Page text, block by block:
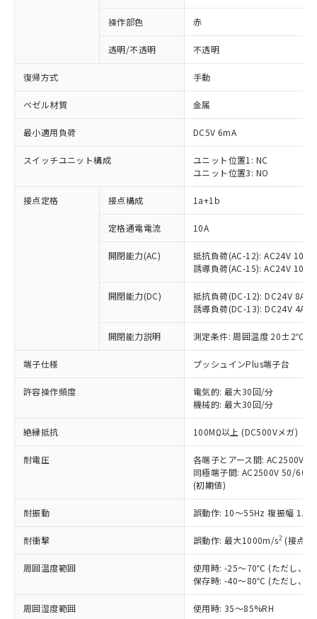
操作部色 赤
透明/不透明 不透明
復帰方式 手動
ベゼル材質 金属
最小適用負荷 DC5V 6mA
スイッチユニット構成
ユニット位置1: NC
ユニット位置3: NO
接点定格 接点構成 1a+1b
定格通電電流 10A
開閉能力(AC)
抵抗負荷(AC-12): AC24V 10A/
誘導負荷(AC-15): AC24V
開閉能力(DC)
抵抗負荷(DC-12): DC24V 8A/
誘導負荷(DC-13): DC24V 4A/
開閉能力説明 測定条件: 周囲温度 20±2℃、
端子仕様 プッシュインPlus端子台
許容操作頻度
電気的: 最大30回/分
機械的: 最大30回/分
絶縁抵抗 100MΩ以上 (DC500Vメガ)
耐電圧
各端子とアース間: AC2500V
同極端子間: AC2500V 50/
(初期値)
耐振動 誤動作: 10～55Hz 複振幅
耐衝撃 誤動作: 最大1000m/s2 (接点
周囲温度範囲
使用時: -25～70℃ (ただし、氷
保存時: -40～80℃ (ただし、氷
周囲湿度範囲 使用時: 35～85%RH
ご利用条件
以下の条件をお読みいただき、同意のうえ
ご利用ください。
本サービスは、当社制御機器事業取扱
商品の当社在庫状況および標準価格
(税抜)を提供させていただくもので
当社制御機器事業取扱商品の中には、
本サービスの対象外となる商品もある
ことをご了承ください。
在庫状況および標準価格照会結果は、
記載している更新日時点での社内デー
タに基づき作成されるものであり、閲
覧された時点での実際の在庫および標
※1 対応状況
対応済み：EU RoHS指令（10物質）の
非含有に対応した製品が提供可能な商品で
対応予定：EU RoHS指令（10物質）の非含
有に対応した製品に切り替える予定のある
商品です。
対応予定なし：EU RoHS指令（10物質）の
非含有に非対応の商品で、対応品を出す予
定はありません。
調査・確認中：EU RoHS指令（10物質）の
非含有の対応状況を調査中または確認中の
非該当品：ライセンス料など無形物で、有
害物質有無と関係のない商品です。
仕入先様の事情により、非含有部品として
いたものが、含有品と判明した場合などや
むを得ず変更することがあります。
ミウム(Cd) 100ppm以下、
「○」：最大均質材料含有率が中国RoHSの
基準値以下であることを示します。
「×」：最大均質材料含有率が中国RoHSの
基準値を超えていることを示します。
「－」：未確認です。当社販売部門へお問
い合わせください。
Pb(鉛) :1000ppm、 Hg(水銀) : 1000ppm、 Cd(カドミウ
当社は、これら貴社製品のうち、外国
為替および外国貿易法に定める商品
（以下｢規制貨物等」という）を輸出
または国外への提供する場合は、日本
国政府の輸出許可(または役務取引許
号